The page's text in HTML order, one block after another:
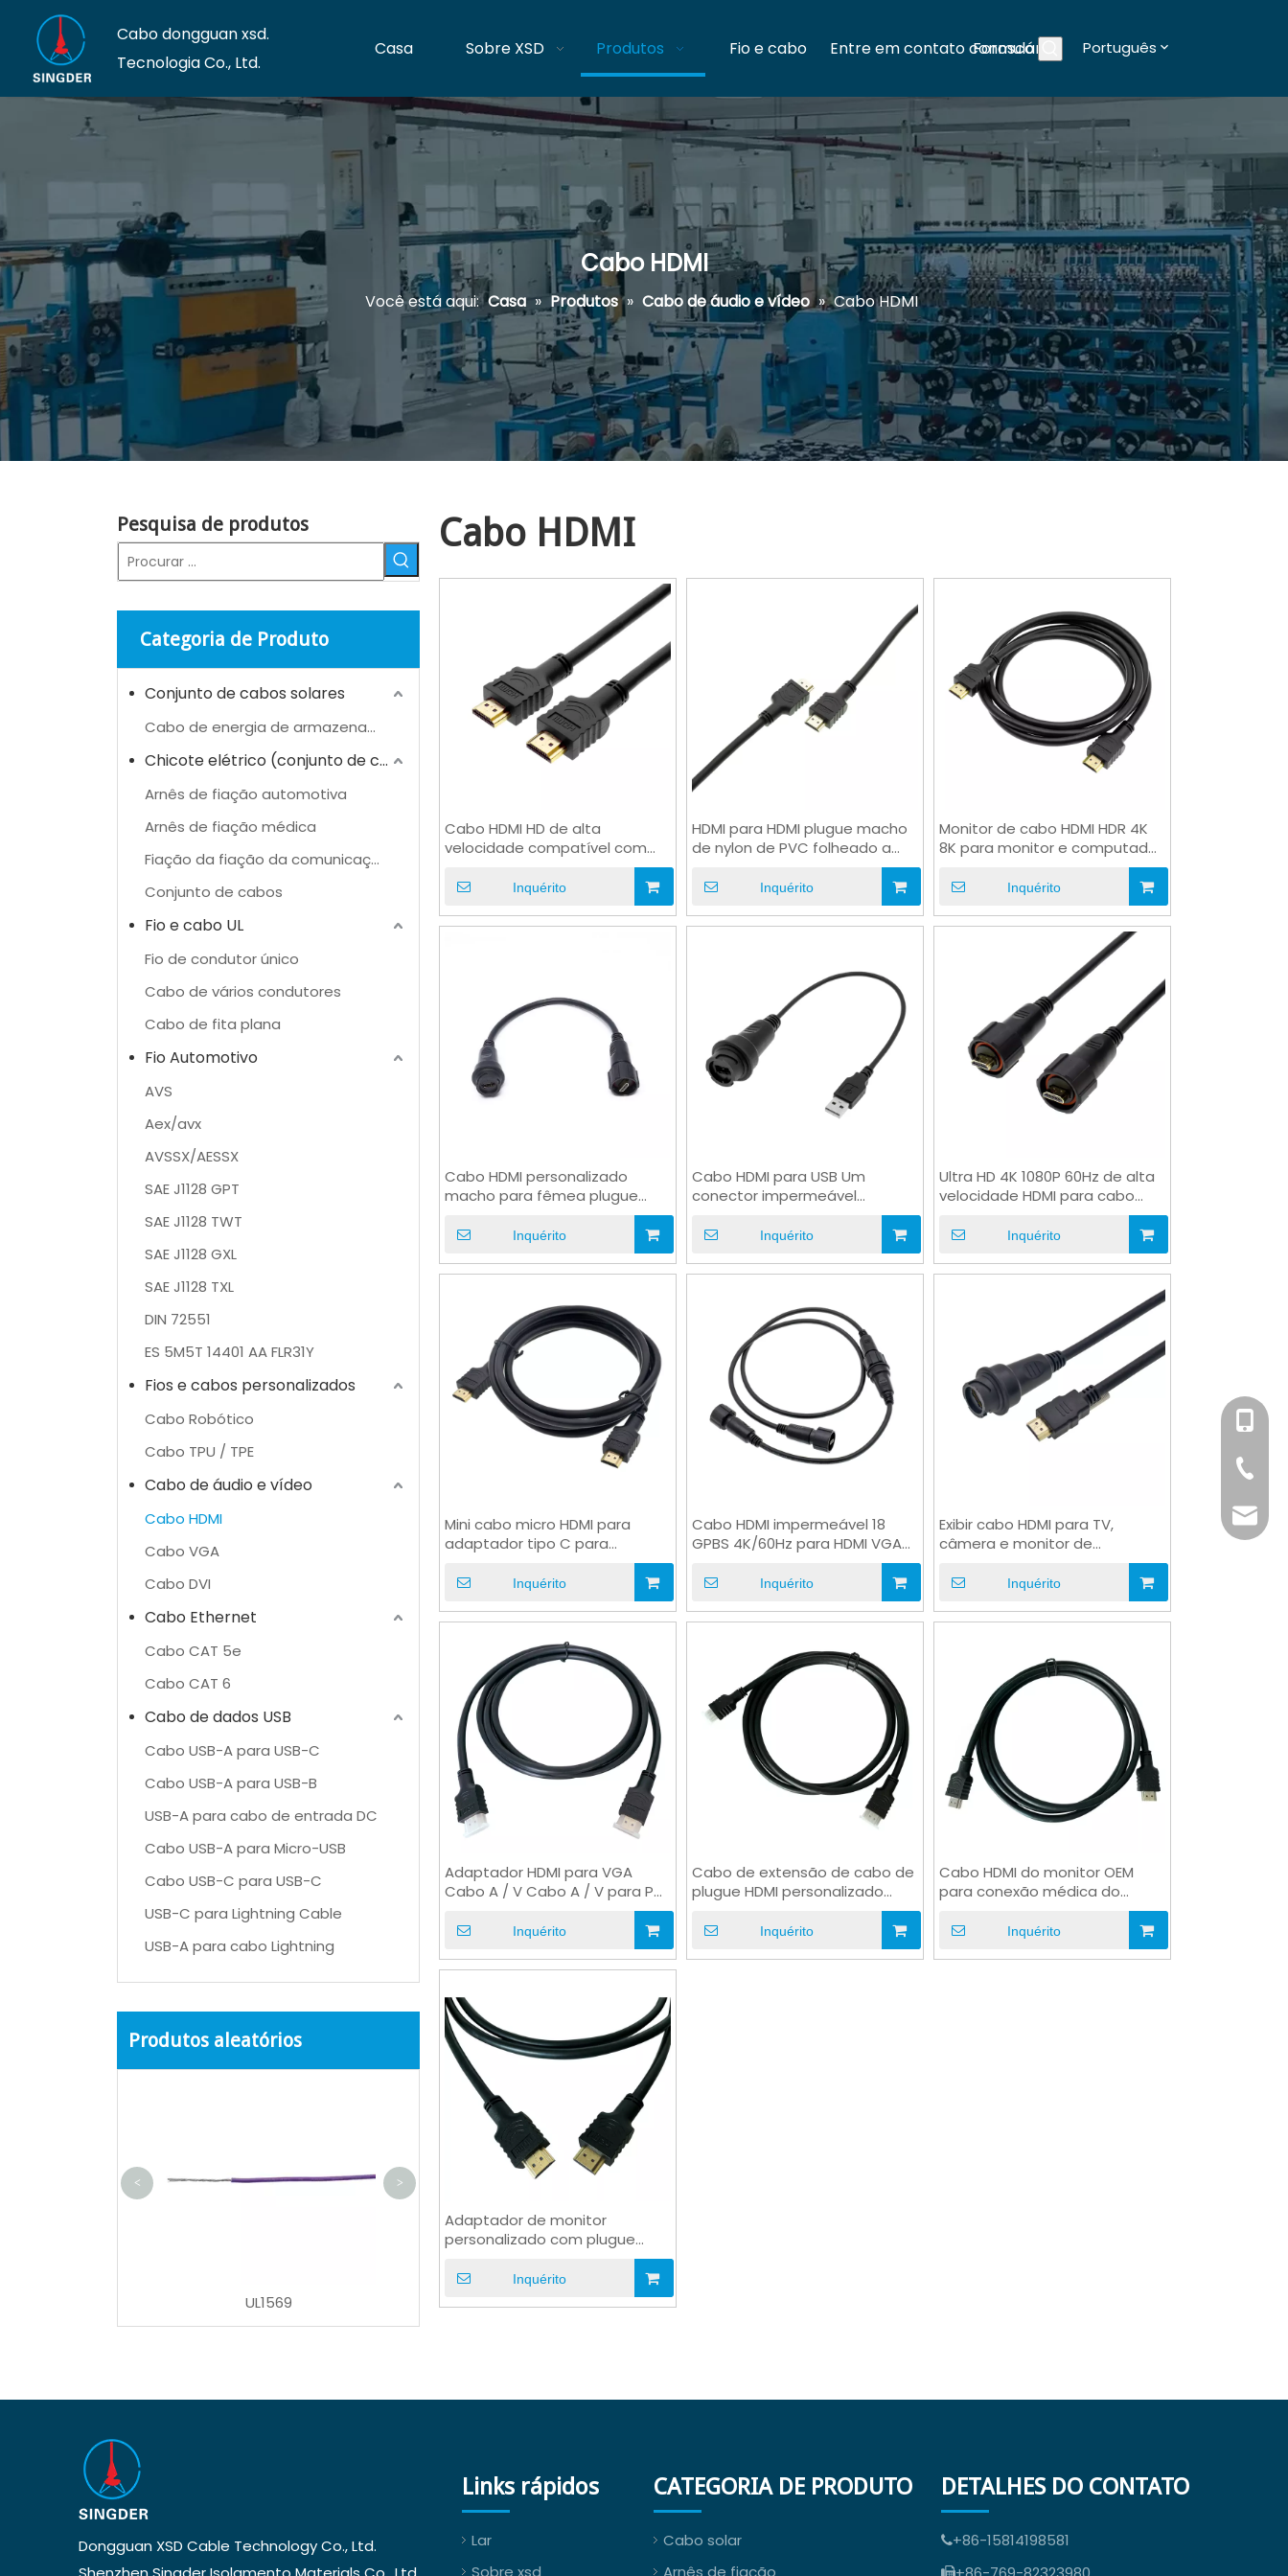
Cabo dongguan xsd.
Tecnologia Co., Ltd.
Casa Sobre XSD Produtos Fio e cabo Entre em contato conosco
Formulários Blogs
Português
Cabo HDMI
Você está aqui: Casa » Produtos » Cabo de áudio e vídeo » Cabo HDMI
Pesquisa de produtos
Categoria de Produto
Conjunto de cabos solares
Cabo de energia de armazenamento de energia (ESS)
Chicote elétrico (conjunto de cabos)
Arnês de fiação automotiva
Arnês de fiação médica
Fiação da fiação da comunicação
Conjunto de cabos
Fio e cabo UL
Fio de condutor único
Cabo de vários condutores
Cabo de fita plana
Fio Automotivo
AVS
Aex/avx
AVSSX/AESSX
SAE J1128 GPT
SAE J1128 TWT
SAE J1128 GXL
SAE J1128 TXL
DIN 72551
ES 5M5T 14401 AA FLR31Y
Fios e cabos personalizados
Cabo Robótico
Cabo TPU / TPE
Cabo de áudio e vídeo
Cabo HDMI
Cabo VGA
Cabo DVI
Cabo Ethernet
Cabo CAT 5e
Cabo CAT 6
Cabo de dados USB
Cabo USB-A para USB-C
Cabo USB-A para USB-B
USB-A para cabo de entrada DC
Cabo USB-A para Micro-USB
Cabo USB-C para USB-C
USB-C para Lightning Cable
USB-A para cabo Lightning
Produtos aleatórios
UL1569
UL3266
< >
Cabo HDMI
Cabo HDMI HD de alta
velocidade compatível com
Ethernet V2.0 4K 1080P OEM
Inquérito
HDMI para HDMI plugue macho
de nylon de PVC folheado a
Inquérito
Monitor de cabo HDMI HDR 4K
8K para monitor e computador
Inquérito
Cabo HDMI personalizado
macho para fêmea plugue
Inquérito
Cabo HDMI para USB Um
conector impermeável
masculino para automóvel
Inquérito
Ultra HD 4K 1080P 60Hz de alta
velocidade HDMI para cabo
Inquérito
Mini cabo micro HDMI para
adaptador tipo C para
reprodutor de jogos de DVD
Inquérito
Cabo HDMI impermeável 18
GPBS 4K/60Hz para HDMI VGA
Inquérito
Exibir cabo HDMI para TV,
câmera e monitor de
Inquérito
Adaptador HDMI para VGA
Cabo A / V Cabo A / V para PC
Inquérito
Cabo de extensão de cabo de
plugue HDMI personalizado
Inquérito
Cabo HDMI do monitor OEM
para conexão médica do
Inquérito
Adaptador de monitor
personalizado com plugue
macho HDMI banhado a ouro
para USB-CInquérito
Dongguan XSD Cable Technology Co., Ltd.
Links rápidos
Lar
Sobre xsd
CATEGORIA DE PRODUTO
Cabo solar
Arnês de fiação
DETALHES DO CONTATO
+86-15814198581

+86-
+86-